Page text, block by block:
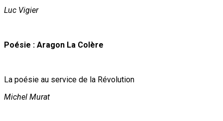
Luc Vigier
Poésie : Aragon La Colère
La poésie au service de la Révolution
Michel Murat